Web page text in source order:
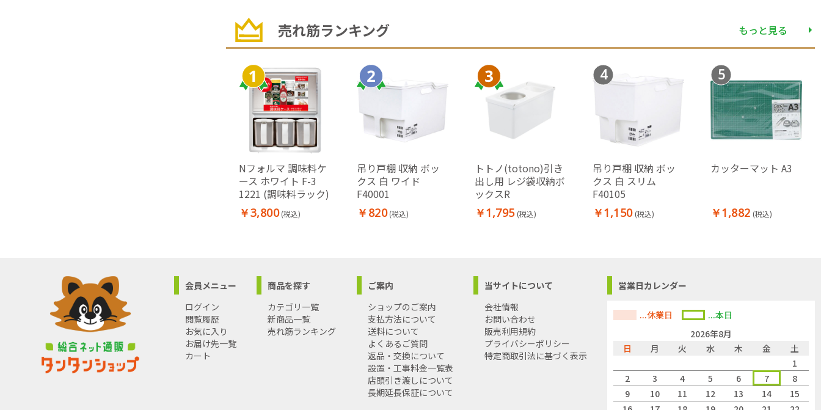
売れ筋ランキング もっと見る
Nフォルマ 調味料ケ
ース ホワイト F-3
1221 (調味料ラック)
￥3,800 (税込)
吊り戸棚 収納 ボッ
クス 白 ワイド
F40001
￥820 (税込)
トトノ(totono)引き
出し用 レジ袋収納ボ
ックスR
￥1,795 (税込)
4
吊り戸棚 収納 ボッ
クス 白 スリム
F40105
￥1,150 (税込)
5
カッターマット A3
￥1,882 (税込)
会員メニュー
ログイン
閲覧履歴
お気に入り
お届け先一覧
カート
商品を探す
カテゴリ一覧
新商品一覧
売れ筋ランキング
ご案内
ショップのご案内
支払方法について
送料について
よくあるご質問
返品・交換について
設置・工事料金一覧表
店頭引き渡しについて
長期延長保証について
当サイトについて
会社情報
お問い合わせ
販売利用規約
プライバシーポリシー
特定商取引法に基づく表示
営業日カレンダー
...休業日
...本日
2026年8月
日
月 火 水 木 金
土
1
2
3 4 5 6 7
8
9
10 11 12 13 14
15